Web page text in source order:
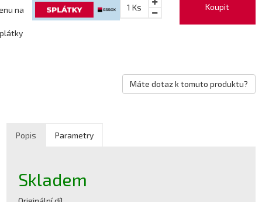
Koupit
1 Ks
na
Máte dotaz k tomuto produktu?
Popis Parametry
Skladem